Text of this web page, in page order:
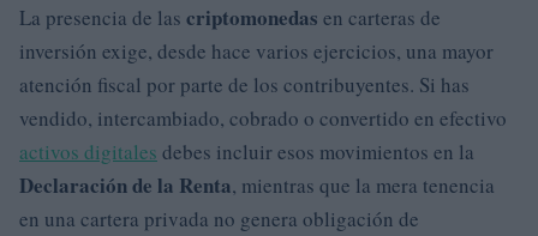
La presencia de las criptomonedas en carteras de
inversión exige, desde hace varios ejercicios, una mayor
atención fiscal por parte de los contribuyentes. Si has
vendido, intercambiado, cobrado o convertido en efectivo
activos digitales debes incluir esos movimientos en la
Declaración de la Renta, mientras que la mera tenencia
en una cartera privada no genera obligación de